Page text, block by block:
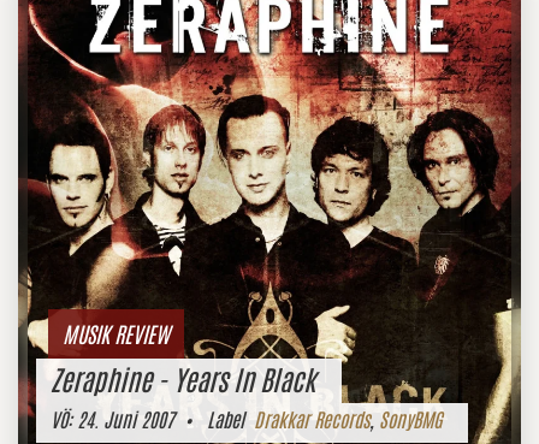
MUSIK REVIEW
Zeraphine - Years In Black
VÖ:24. Juni 2007• Label Drakkar Records, SonyBMG